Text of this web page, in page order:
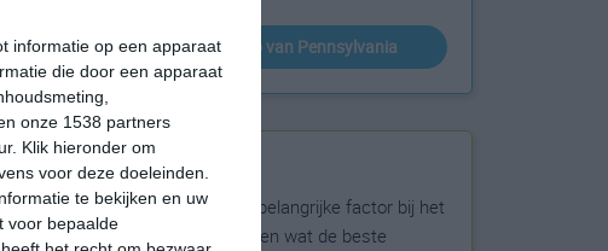
informatie op een apparaat
die door een apparaat
onze 1538 partners
Klik hieronder om
voor deze doeleinden.
te bekijken en uw
voor bepaalde
klimaatinfo van Pennsylvania
Beste reistijd
Het weer is een belangrijke factor bij het
reizen. Wil je weten wat de beste